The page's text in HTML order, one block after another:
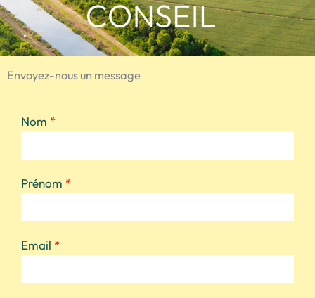
Envoyez-nous un message
Nom *
Prénom *
Email *